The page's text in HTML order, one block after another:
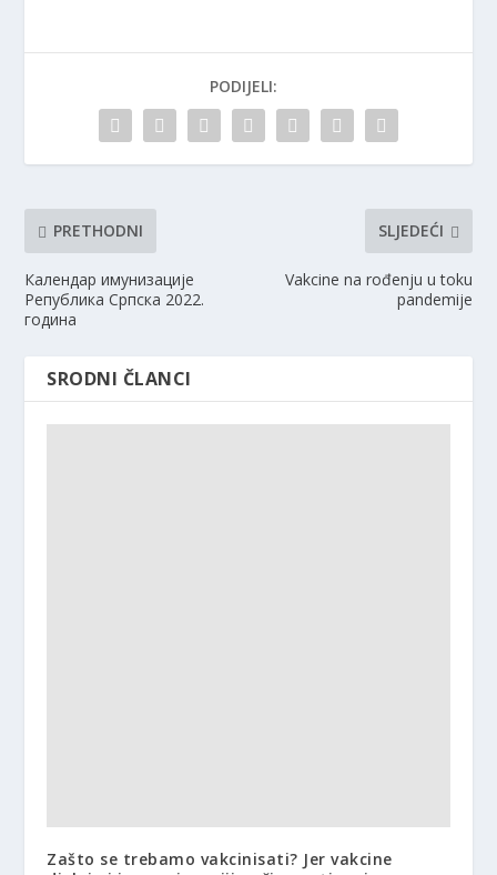
PODIJELI:
PRETHODNI
Календар имунизације
Републикa Српскa 2022.
година
SLJEDEĆI
Vakcine na rođenju u toku
pandemije
SRODNI ČLANCI
Zašto se trebamo vakcinisati? Jer vakcine